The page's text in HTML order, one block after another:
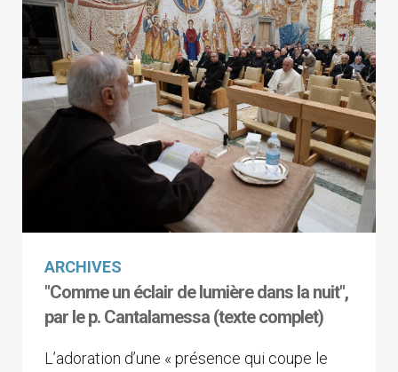
ARCHIVES
"Comme un éclair de lumière dans la nuit",
par le p. Cantalamessa (texte complet)
L’adoration d’une « présence qui coupe le